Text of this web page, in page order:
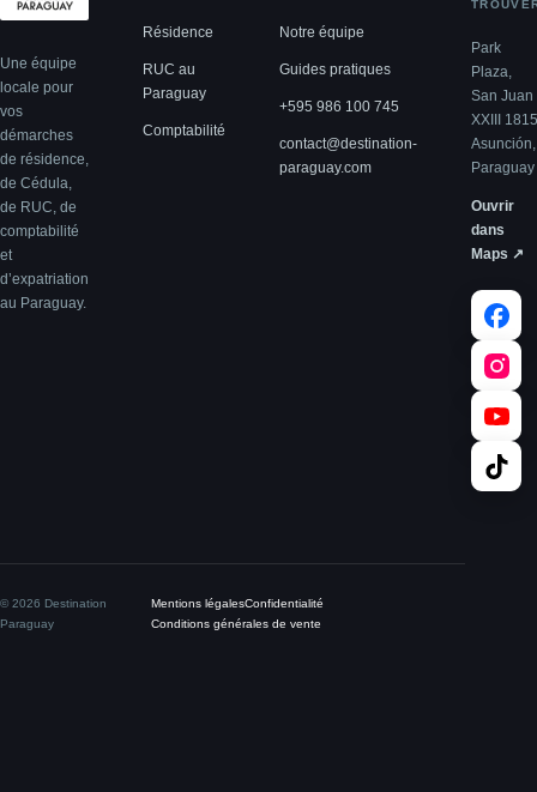
Une équipe
locale pour
vos
démarches
de résidence,
de Cédula,
de RUC, de
comptabilité
et
d’expatriation
au Paraguay.
Résidence
RUC au
Paraguay
Comptabilité
Notre équipe
Guides pratiques
+595 986 100 745
contact@destination-
paraguay.com
Park
Plaza,
San Juan
XXIII 1815
Asunción,
Paraguay
Ouvrir
dans
Maps ↗
© 2026 Destination
Paraguay
Mentions légalesConfidentialité
Conditions générales de vente